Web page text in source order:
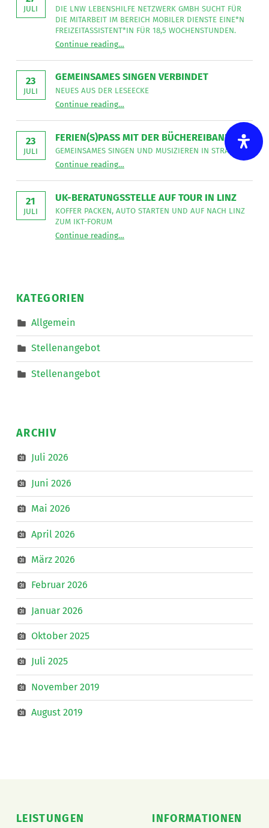
sucht
die
LNW
Lebenshilfe
NetzWerk
GmbH
Verstärkung.
Du
bist
(Dipl.)
Fachsozialbetreuer*in
oder
Pflegeassistent*in?
Dann
gestalte
selbstorganisierten
aktiv
”
JULI
DIE LNW LEBENSHILFE NETZWERK GMBH SUCHT FÜR
DIE MITARBEIT IM BEREICH MOBILER DIENSTE EINE*N
FREIZEITASSISTENT*IN FÜR 18,5 WOCHENSTUNDEN.
Continue readingDie
Lebenshilfe
GmbH
für
die
Mitarbeit
im
Mobiler
eine*n
Freizeitassistent*in
für
…
23
JULI
GEMEINSAMES SINGEN VERBINDET
NEUES AUS DER LESEECKE
Continue readingNeues
der
”
…
23
JULI
FERIEN(S)PASS MIT DER BÜCHEREIBAND
GEMEINSAMES SINGEN UND MUSIZIEREN IN STRADEN
Continue readingGemeinsames
und
in
Straden
”
…
21
JULI
UK-BERATUNGSSTELLE AUF TOUR IN LINZ
KOFFER PACKEN, AUTO STARTEN UND AUF NACH LINZ
ZUM IKT-FORUM
Continue readingUK-Beratungsstelle auf Tour in Linz
Koffer
…
KATEGORIEN
Allgemein
Stellenangebot
Stellenangebot
ARCHIV
Juli 2026
Juni 2026
Mai 2026
April 2026
März 2026
Februar 2026
Januar 2026
Oktober 2025
Juli 2025
November 2019
August 2019
LEISTUNGEN INFORMATIONEN